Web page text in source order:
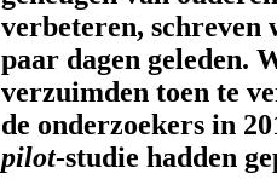
verbeteren, schreven
paar dagen geleden.
verzuimden toen te
de onderzoekers in
pilot-studie hadden